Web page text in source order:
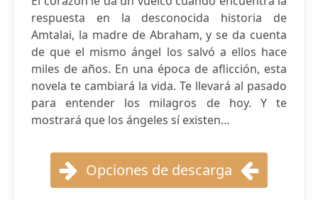
respuesta en la desconocida historia de
Amtalai, la madre de Abraham, y se da cuenta
de que el mismo ángel los salvó a ellos hace
miles de años. En una época de aflicción, esta
novela te cambiará la vida. Te llevará al pasado
para entender los milagros de hoy. Y te
mostrará que los ángeles sí existen…
Opciones de descarga